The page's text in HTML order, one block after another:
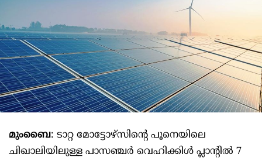
മുംബൈ: ടാറ്റ മോട്ടോഴ്‌സിന്റെ പൂനെയിലെ
ചിഖാലിയിലുള്ള പാസഞ്ചർ വെഹിക്കിൾ പ്ലാന്റിൽ 7